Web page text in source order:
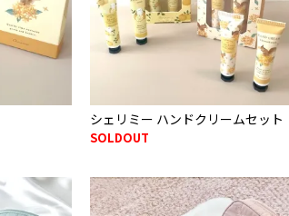
シェリミー ハンドクリームセット
SOLDOUT